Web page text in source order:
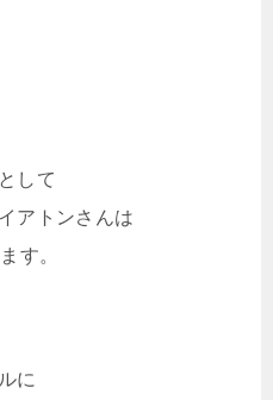
して
アトンさんは
す。
に